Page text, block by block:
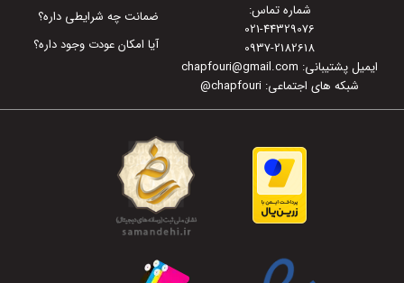
شماره تماس:
021-44329076
0937-2182618
ایمیل پشتیبانی: chapfouri@gmail.com
شبکه های اجتماعی: chapfouri
@
ضمانت چه شرایطی داره؟
آیا امکان عودت وجود داره؟